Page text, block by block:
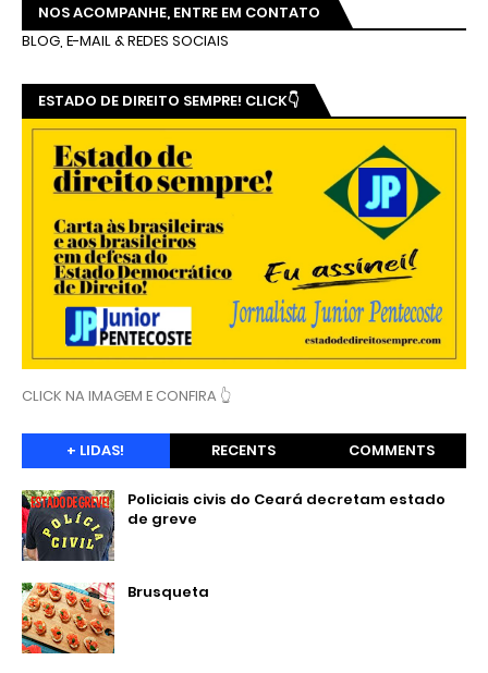
NOS ACOMPANHE, ENTRE EM CONTATO
BLOG, E-MAIL & REDES SOCIAIS
ESTADO DE DIREITO SEMPRE! CLICK👇
CLICK NA IMAGEM E CONFIRA 👆
+ LIDAS! RECENTS COMMENTS
Policiais civis do Ceará decretam estado
de greve
Brusqueta